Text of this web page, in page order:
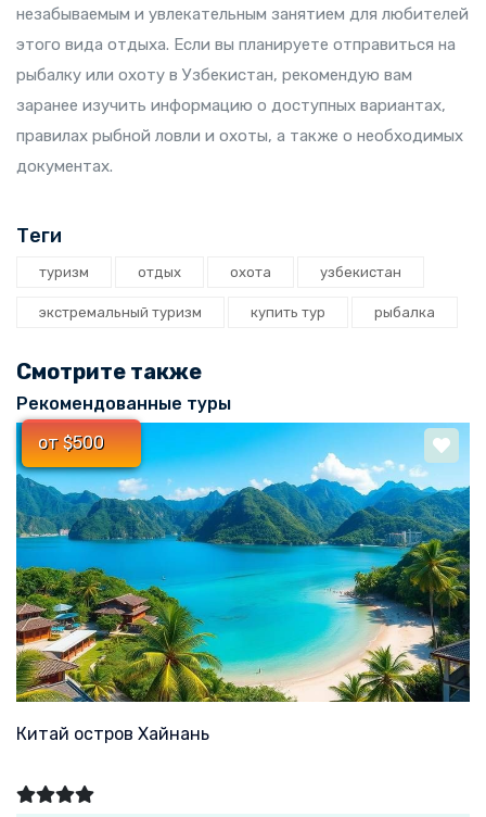
незабываемым и увлекательным занятием для любителей
этого вида отдыха. Если вы планируете отправиться на
рыбалку или охоту в Узбекистан, рекомендую вам
заранее изучить информацию о доступных вариантах,
правилах рыбной ловли и охоты, а также о необходимых
документах.
Теги
туризм отдых охота узбекистан
экстремальный туризм купить тур рыбалка
Смотрите также
Рекомендованные туры
от $500
Китай остров Хайнань